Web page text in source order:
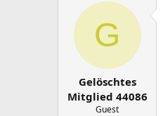
G
Gelöschtes
Mitglied 44086
Guest